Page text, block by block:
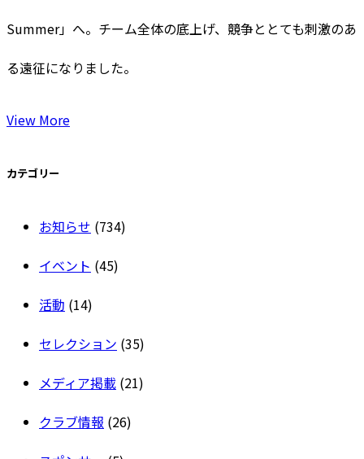
Summer」へ。チーム全体の底上げ、競争ととても刺激のあ
る遠征になりました。
View More
カテゴリー
お知らせ (734)
イベント (45)
活動 (14)
セレクション (35)
メディア掲載 (21)
クラブ情報 (26)